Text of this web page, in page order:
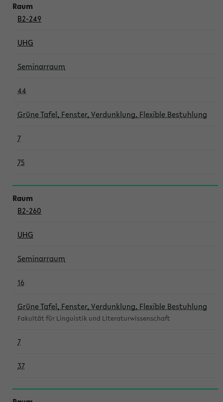
B2-249
UHG
Seminarraum
44
Grüne Tafel, Fenster, Verdunklung, Flexible Bestuhlung
7
75
B2-260
UHG
Seminarraum
16
Grüne Tafel, Fenster, Verdunklung, Flexible Bestuhlung
Fakultät für Linguistik und Literaturwissenschaft
7
37